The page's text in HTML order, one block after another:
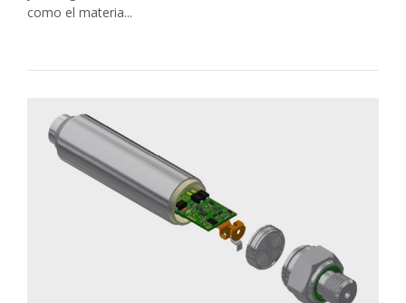
como el materia...